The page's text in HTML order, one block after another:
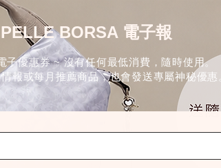
BORSA 電子報
子優惠券 ~ 沒有任何最低消費，隨時使用。
報或每月推薦商品，也會發送專屬神秘優惠